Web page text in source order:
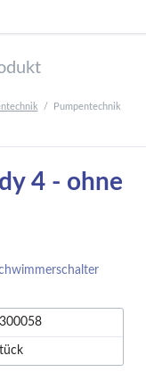
Pumpentechnik
4 - ohne